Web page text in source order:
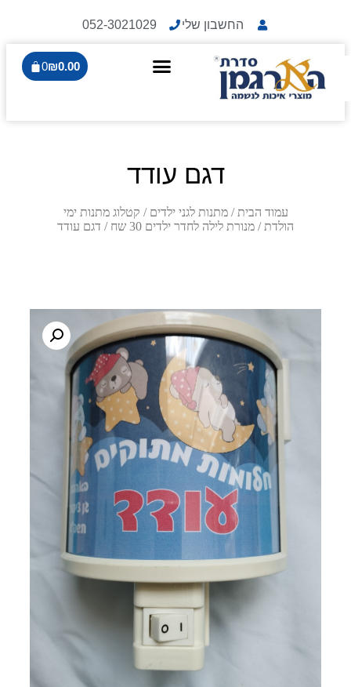
החשבון שלי 052-3021029
₪0.00
0
דגם עודד
עמוד הבית /מתנות לגני ילדים / קטלוג מתנות ימי
הולדת / מנורת לילה לחדר ילדים 30 שח / דגם עודד